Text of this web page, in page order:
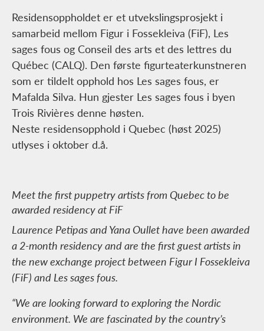
Residensoppholdet er et utvekslingsprosjekt i
samarbeid mellom Figur i Fossekleiva (FiF), Les
sages fous og Conseil des arts et des lettres du
Québec (CALQ). Den første figurteaterkunstneren
som er tildelt opphold hos Les sages fous, er
Mafalda Silva. Hun gjester Les sages fous i byen
Trois Rivières denne høsten.
Neste residensopphold i Quebec (høst 2025)
utlyses i oktober d.å.
Meet the first puppetry artists from Quebec to be
awarded residency at FiF
Laurence Petipas and Yana Oullet have been awarded
a 2-month residency and are the first guest artists in
the new exchange project between Figur I Fossekleiva
(FiF) and Les sages fous.
“We are looking forward to exploring the Nordic
environment. We are fascinated by the country’s